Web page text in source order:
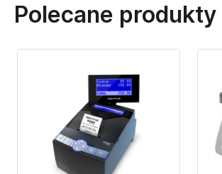
Polecane produkty